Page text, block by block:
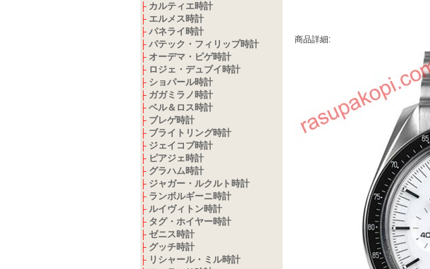
├ カルティエ時計
├ エルメス時計
├ パネライ時計
├ パテック・フィリップ時計
├ オーデマ・ピゲ時計
├ ロジェ・デュブイ時計
├ ショパール時計
├ ガガミラノ時計
├ ベル＆ロス時計
├ ブレゲ時計
├ ブライトリング時計
├ ジェイコブ時計
├ ピアジェ時計
├ グラハム時計
├ ジャガー・ルクルト時計
├ ランボルギーニ時計
├ ルイヴィトン時計
├ タグ・ホイヤー時計
├ ゼニス時計
├ グッチ時計
├ リシャール・ミル時計
商品詳細: